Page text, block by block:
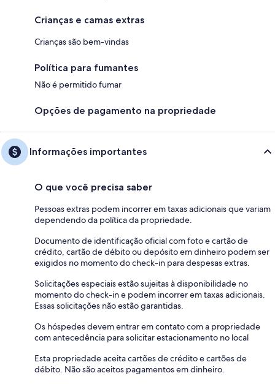
Crianças e camas extras
Crianças são bem-vindas
Política para fumantes
Não é permitido fumar
Opções de pagamento na propriedade
Informações importantes
O que você precisa saber
Pessoas extras podem incorrer em taxas adicionais que variam
dependendo da política da propriedade.
Documento de identificação oficial com foto e cartão de
crédito, cartão de débito ou depósito em dinheiro podem ser
exigidos no momento do check-in para despesas extras.
Solicitações especiais estão sujeitas à disponibilidade no
momento do check-in e podem incorrer em taxas adicionais.
Essas solicitações não estão garantidas.
Os hóspedes devem entrar em contato com a propriedade
com antecedência para solicitar estacionamento no local
Esta propriedade aceita cartões de crédito e cartões de
débito. Não são aceitos pagamentos em dinheiro.